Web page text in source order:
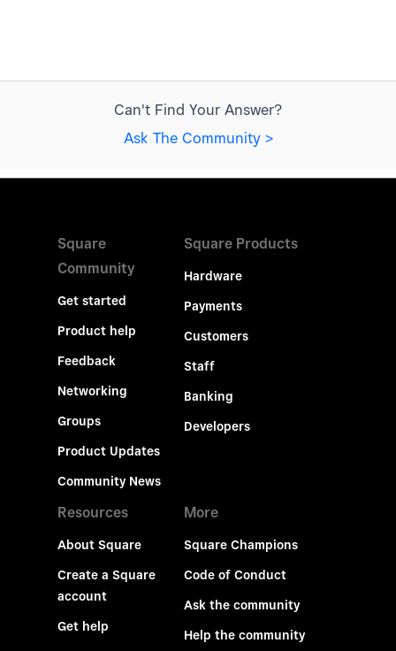
Can't Find Your Answer?
Ask The Community >
Square
Community
Get started
Product help
Feedback
Networking
Groups
Product Updates
Community News
Square Products
Hardware
Payments
Customers
Staff
Banking
Developers
Resources
About Square
Create a Square
account
Get help
More
Square Champions
Code of Conduct
Ask the community
Help the community